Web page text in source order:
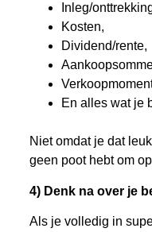
Inleg/
Kosten,
Dividend/rente,
En alles wat je
Niet omdat je dat
geen poot hebt om
4) Denk na over je
Als je volledig in